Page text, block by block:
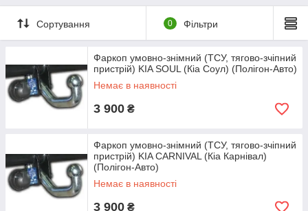
(ассортимент постоянно обновляется). Просим звонить по
указанным на сайте телефонам для уточнения наличия.
096-097-97-11
Сортування 0 Фільтри
Фаркоп умовно-знімний (ТСУ, тягово-зчіпний
пристрій) KIA SOUL (Кіа Соул) (Полігон-Авто)
Немає в наявності
3 900 ₴
Фаркоп умовно-знімний (ТСУ, тягово-зчіпний
пристрій) KIA CARNIVAL (Кіа Карнівал)
(Полігон-Авто)
Немає в наявності
3 900 ₴